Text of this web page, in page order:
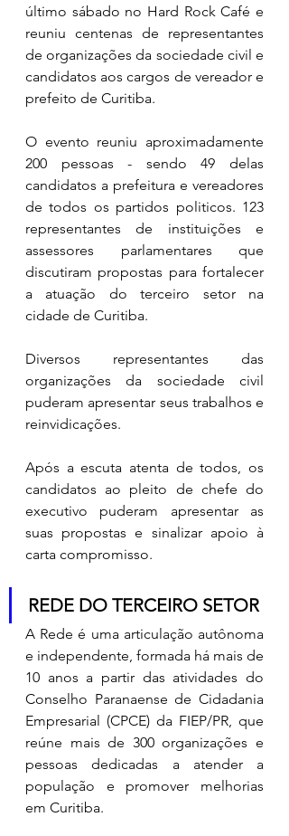
último sábado no Hard Rock Café e
reuniu centenas de representantes
de organizações da sociedade civil e
candidatos aos cargos de vereador e
prefeito de Curitiba.
O evento reuniu aproximadamente
200 pessoas - sendo 49 delas
candidatos a prefeitura e vereadores
de todos os partidos politicos. 123
representantes de instituições e
assessores parlamentares que
discutiram propostas para fortalecer
a atuação do terceiro setor na
cidade de Curitiba.
Diversos representantes das
organizações da sociedade civil
puderam apresentar seus trabalhos e
reinvidicações.
Após a escuta atenta de todos, os
candidatos ao pleito de chefe do
executivo puderam apresentar as
suas propostas e sinalizar apoio à
carta compromisso.
REDE DO TERCEIRO SETOR
A Rede é uma articulação autônoma
e independente, formada há mais de
10 anos a partir das atividades do
Conselho Paranaense de Cidadania
Empresarial (CPCE) da FIEP/PR, que
reúne mais de 300 organizações e
pessoas dedicadas a atender a
população e promover melhorias
em Curitiba.